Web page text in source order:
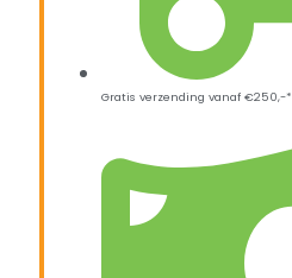
Gratis verzending vanaf €250,-*